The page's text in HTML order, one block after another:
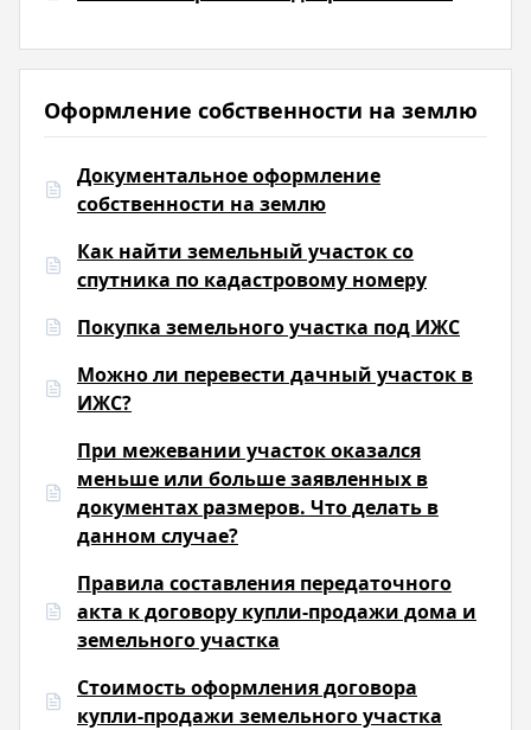
Оформление собственности на землю
Документальное оформление
собственности на землю
Как найти земельный участок со
спутника по кадастровому номеру
Покупка земельного участка под ИЖС
Можно ли перевести дачный участок в
ИЖС?
При межевании участок оказался
меньше или больше заявленных в
документах размеров. Что делать в
данном случае?
Правила составления передаточного
акта к договору купли-продажи дома и
земельного участка
Стоимость оформления договора
купли-продажи земельного участка